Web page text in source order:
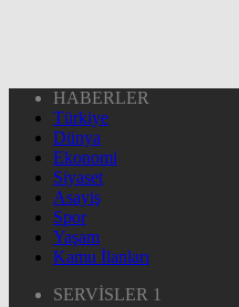
HABERLER
Türkiye
Dünya
Ekonomi
Siyaset
Asayiş
Spor
Yaşam
Kamu İlanları
SERVİSLER 1